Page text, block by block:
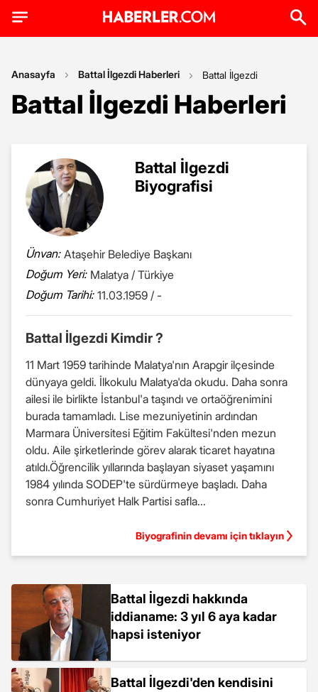
Anasayfa Battal İlgezdi Haberleri Battal İlgezdi
Battal İlgezdi Haberleri
Battal İlgezdi
Biyografisi
Ünvan: Ataşehir Belediye Başkanı
Doğum Yeri: Malatya / Türkiye
Doğum Tarihi: 11.03.1959 / -
Battal İlgezdi Kimdir ?
11 Mart 1959 tarihinde Malatya'nın Arapgir ilçesinde
dünyaya geldi. İlkokulu Malatya'da okudu. Daha sonra
ailesi ile birlikte İstanbul'a taşındı ve ortaöğrenimini
burada tamamladı. Lise mezuniyetinin ardından
Marmara Üniversitesi Eğitim Fakültesi'nden mezun
oldu. Aile şirketlerinde görev alarak ticaret hayatına
atıldı.Öğrencilik yıllarında başlayan siyaset yaşamını
1984 yılında SODEP'te sürdürmeye başladı. Daha
sonra Cumhuriyet Halk Partisi safla...
Biyografinin devamı için tıklayın
Battal İlgezdi hakkında
iddianame: 3 yıl 6 aya kadar
hapsi isteniyor
Battal İlgezdi'den kendisini